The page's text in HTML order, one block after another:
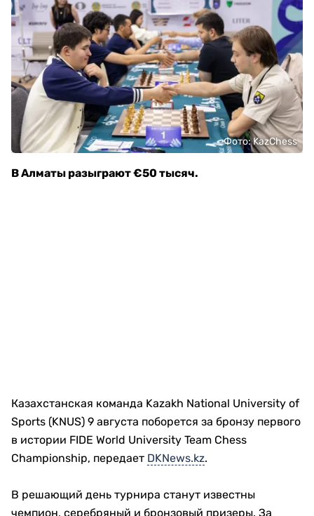
Фото: KazChess
В Алматы разыграют €50 тысяч.
Казахстанская команда Kazakh National University of
Sports (KNUS) 9 августа поборется за бронзу первого
в истории FIDE World University Team Chess
Championship, передает DKNews.kz.
В решающий день турнира станут известны
чемпион, серебряный и бронзовый призеры. За